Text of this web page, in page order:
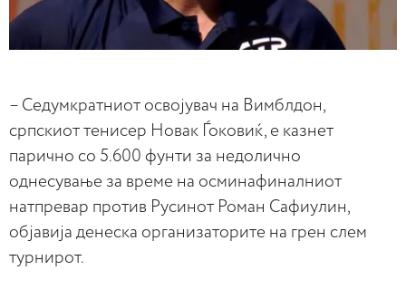
– Седумкратниот освојувач на Вимблдон,
српскиот тенисер Новак Ѓоковиќ, е казнет
парично со 5.600 фунти за недолично
однесување за време на осминафиналниот
натпревар против Русинот Роман Сафиулин,
објавија денеска организаторите на грен слем
турнирот.